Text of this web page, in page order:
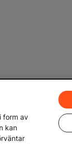
form av
kan